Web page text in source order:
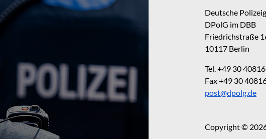
Deutsche
DPolG im DBB
Friedrichstraße
10117 Berlin
Tel. +49 30
Fax +49 30
post@dpolg.de
Copyright ©